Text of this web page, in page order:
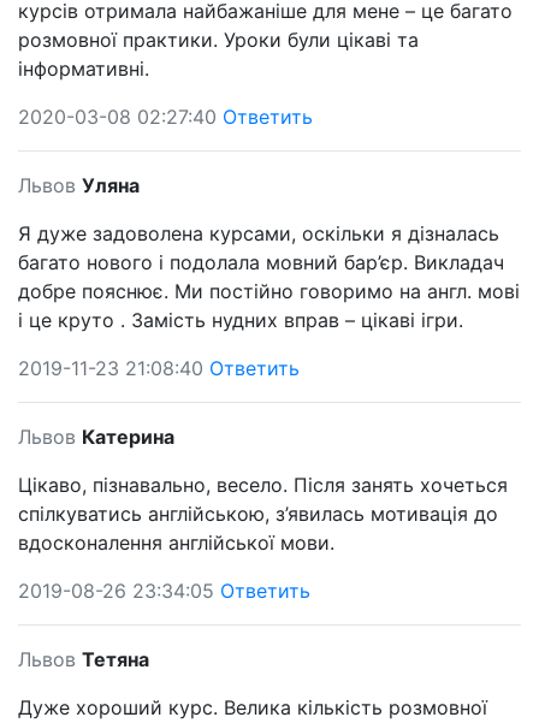
курсів отримала найбажаніше для мене – це багато
розмовної практики. Уроки були цікаві та
інформативні.
2020-03-08 02:27:40 Ответить
Львов Уляна
Я дуже задоволена курсами, оскільки я дізналась
багато нового і подолала мовний бар’єр. Викладач
добре пояснює. Ми постійно говоримо на англ. мові
і це круто . Замість нудних вправ – цікаві ігри.
2019-11-23 21:08:40 Ответить
Львов Катерина
Цікаво, пізнавально, весело. Після занять хочеться
спілкуватись англійською, з’явилась мотивація до
вдосконалення англійської мови.
2019-08-26 23:34:05 Ответить
Львов Тетяна
Дуже хороший курс. Велика кількість розмовної